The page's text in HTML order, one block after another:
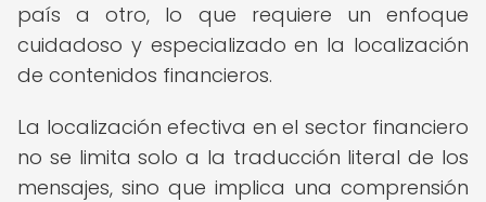
país a otro, lo que requiere un enfoque
cuidadoso y especializado en la localización
de contenidos financieros.
La localización efectiva en el sector financiero
no se limita solo a la traducción literal de los
mensajes, sino que implica una comprensión